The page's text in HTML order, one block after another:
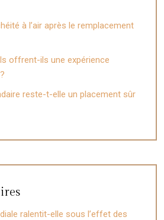
à l’air après le remplacement
offrent-ils une expérience
reste-t-elle un placement sûr
ralentit-elle sous l’effet des